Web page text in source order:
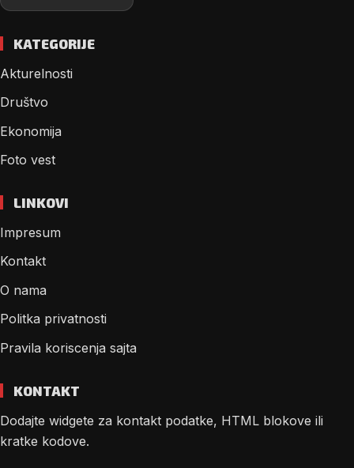
KATEGORIJE
Akturelnosti
Društvo
Ekonomija
Foto vest
LINKOVI
Impresum
Kontakt
O nama
Politka privatnosti
Pravila koriscenja sajta
KONTAKT
Dodajte widgete za kontakt podatke, HTML blokove ili
kratke kodove.